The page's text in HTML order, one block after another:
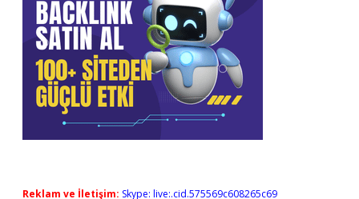
Reklam ve İletişim: Skype: live:.cid.575569c608265c69